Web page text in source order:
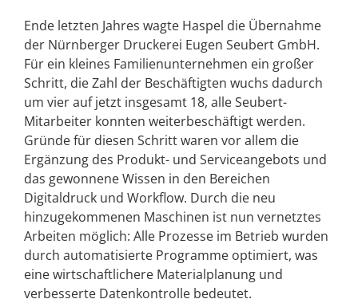
Ende letzten Jahres wagte Haspel die Übernahme
der Nürnberger Druckerei Eugen Seubert GmbH.
Für ein kleines Familienunternehmen ein großer
Schritt, die Zahl der Beschäftigten wuchs dadurch
um vier auf jetzt insgesamt 18, alle Seubert-
Mitarbeiter konnten weiterbeschäftigt werden.
Gründe für diesen Schritt waren vor allem die
Ergänzung des Produkt- und Serviceangebots und
das gewonnene Wissen in den Bereichen
Digitaldruck und Workflow. Durch die neu
hinzugekommenen Maschinen ist nun vernetztes
Arbeiten möglich: Alle Prozesse im Betrieb wurden
durch automatisierte Programme optimiert, was
eine wirtschaftlichere Materialplanung und
verbesserte Datenkontrolle bedeutet.